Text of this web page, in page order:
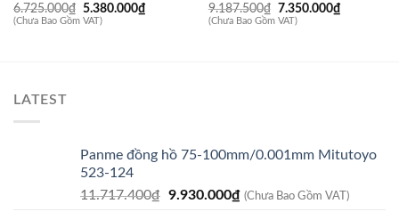
6.725.000₫ Giá
gốc
5.380.000₫Giá
(Chưa Bao Gồm VAT)
9.187.500₫ Giá
gốc
7.350.000₫Giá
(Chưa Bao Gồm VAT)
LATEST
Panme đồng hồ 75-100mm/0.001mm Mitutoyo
523-124
11.717.400₫ Giá
9.930.000₫Giá
(Chưa Bao Gồm VAT)